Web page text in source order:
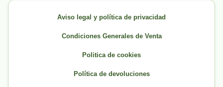
Aviso legal y política de privacidad
Condiciones Generales de Venta
Politica de cookies
Política de devoluciones